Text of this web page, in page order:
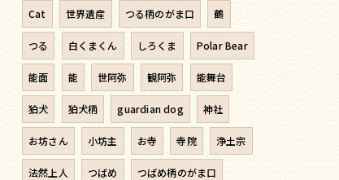
Cat 世界遺産 つる柄のがま口 鶴
つる 白くまくん しろくま Polar Bear
能面 能 世阿弥 観阿弥 能舞台
狛犬 狛犬柄 guardian dog 神社
お坊さん 小坊主 お寺 寺院 浄土宗
法然上人 つばめ つばめ柄のがま口